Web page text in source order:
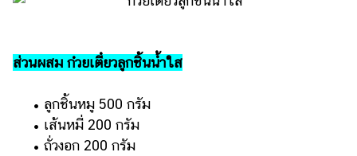
แม่
และ
สัตว์
เลี้ยง
ส่วนผสม ก๋วยเตี๋ยวลูกชิ้นน้ำใส
• ลูกชิ้นหมู 500 กรัม
• เส้นหมี่ 200 กรัม
• ถั่วงอก 200 กรัม